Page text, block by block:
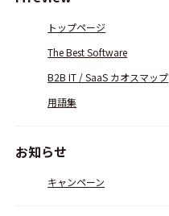
トップページ
The Best Software
B2B IT / SaaS カオスマップ
用語集
お知らせ
キャンペーン